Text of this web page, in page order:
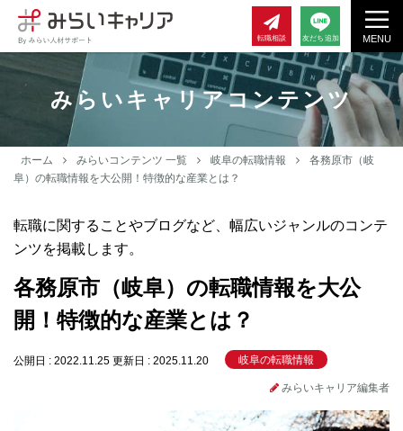
MENU
転職相談 友だち追加
みらいキャリアコンテンツ
ホーム みらいコンテンツ 一覧 岐阜の転職情報
各務原市（岐
阜）の転職情報を大公開！特徴的な産業とは？
転職に関することやブログなど、幅広いジャンルのコンテ
ンツを掲載します。
各務原市（岐阜）の転職情報を大公
開！特徴的な産業とは？
公開日 : 2022.11.25 更新日 : 2025.11.20 岐阜の転職情報
みらいキャリア編集者